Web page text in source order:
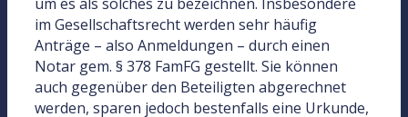
GwG-Prüfung
Automatisierte online und kinderleicht
Büroausstattung
im Gesellschaftsrecht werden sehr häufig
Anträge – also Anmeldungen – durch einen
Notar gem. § 378 FamFG gestellt. Sie können
auch gegenüber den Beteiligten abgerechnet
werden, sparen jedoch bestenfalls eine Urkunde,